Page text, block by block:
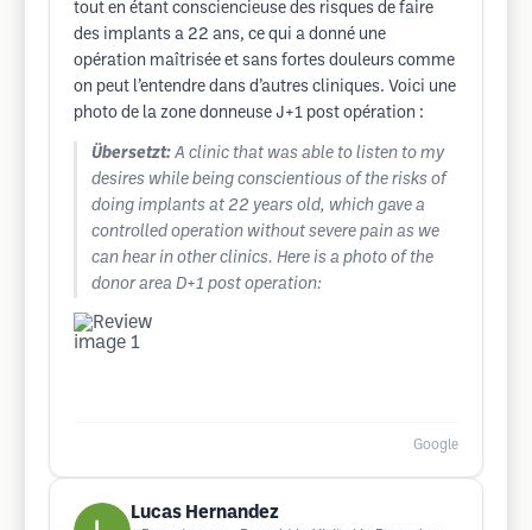
tout en étant consciencieuse des risques de faire
des implants a 22 ans, ce qui a donné une
opération maîtrisée et sans fortes douleurs comme
on peut l’entendre dans d’autres cliniques. Voici une
photo de la zone donneuse J+1 post opération :
Übersetzt: A clinic that was able to listen to my
desires while being conscientious of the risks of
doing implants at 22 years old, which gave a
controlled operation without severe pain as we
can hear in other clinics. Here is a photo of the
donor area D+1 post operation:
Google
Lucas Hernandez